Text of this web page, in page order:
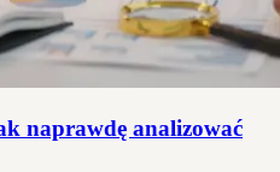
naprawdę analizować